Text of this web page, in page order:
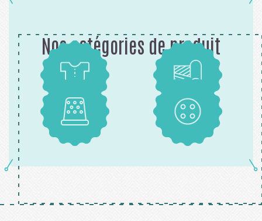
Nos catégories de produit
Patrons Tissus
Mercerie Boutons